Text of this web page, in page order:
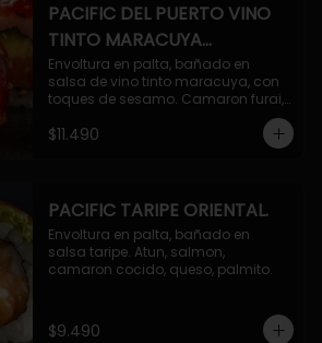
PACIFIC DEL PUERTO VINO
TINTO MARACUYA
ORIENTAL.
Envoltura en palta, bañado en
salsa de vino tinto maracuya, con
toques de sesamo. Camaron furai,
$11.490
PACIFIC TARIPE ORIENTAL.
Envoltura en palta, bañado en
salsa taripe. Atun, salmon,
camaron cocido, queso, palmito.
$9.490